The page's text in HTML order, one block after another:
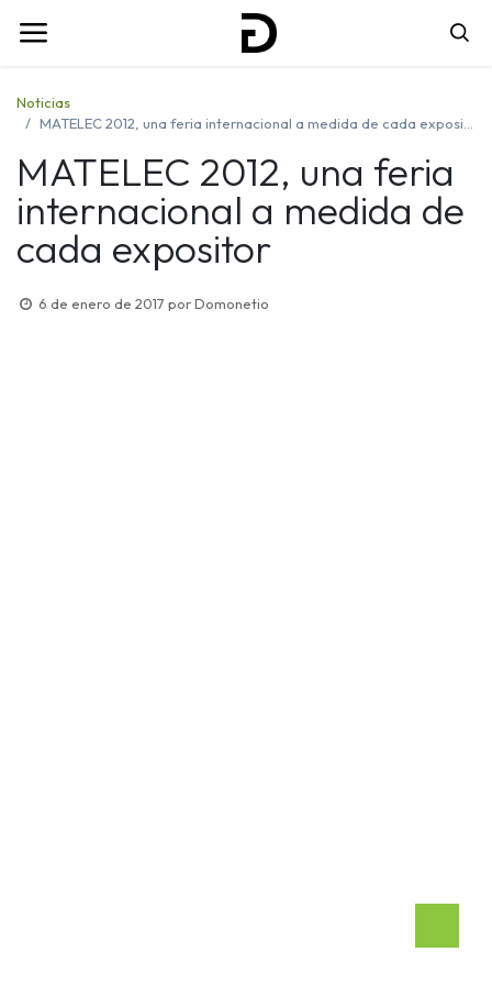
Noticias
MATELEC 2012, una feria internacional a medida de cada expositor
MATELEC 2012, una feria
internacional a medida de
cada expositor
6 de enero de 2017 porDomonetio